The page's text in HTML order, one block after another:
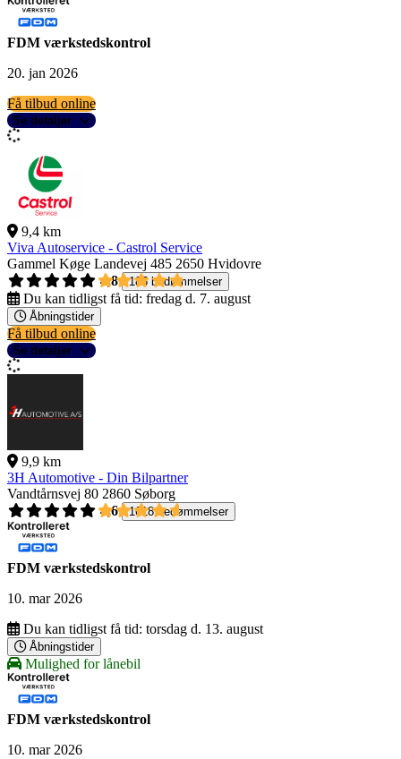
FDM værkstedskontrol
20. jan 2026
Få tilbud online
Se detaljer
9,4 km
Viva Autoservice - Castrol Service
Gammel Køge Landevej 485 2650 Hvidovre
4,8
185 bedømmelser
Du kan tidligst få tid: fredag d. 7. august
Åbningstider
Få tilbud online
Se detaljer
9,9 km
3H Automotive - Din Bilpartner
Vandtårnsvej 80 2860 Søborg
4,6
1618 bedømmelser
FDM værkstedskontrol
10. mar 2026
Du kan tidligst få tid: torsdag d. 13. august
Åbningstider
Mulighed for lånebil
FDM værkstedskontrol
10. mar 2026